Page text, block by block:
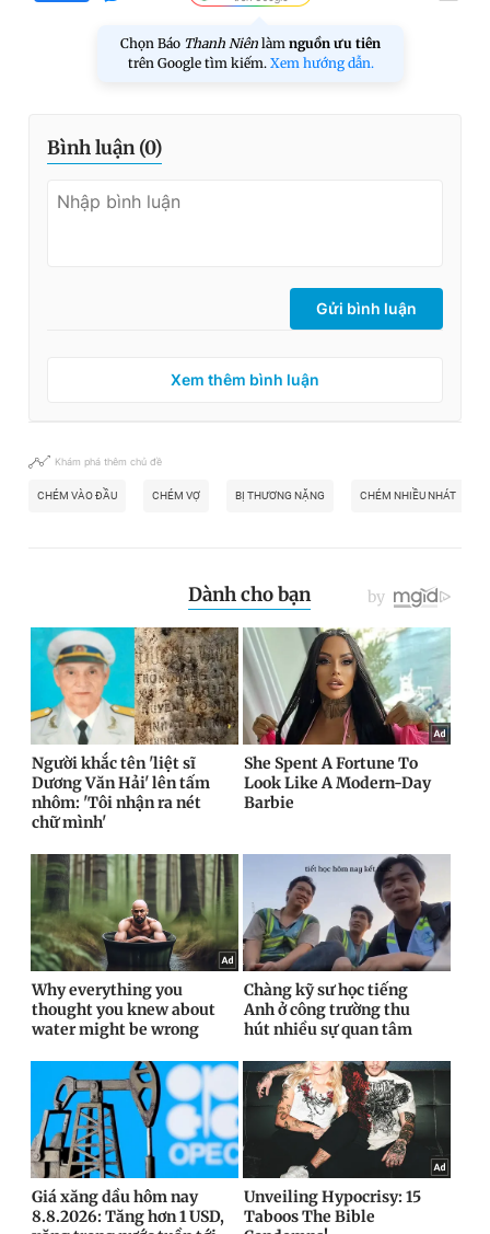
Chọn Báo Thanh Niên làm nguồn ưu tiên
trên Google tìm kiếm. Xem hướng dẫn.
Bình luận (0)
Gửi bình luận
Xem thêm bình luận
Khám phá thêm chủ đề
CHÉM VÀO ĐẦU CHÉM VỢ BỊ THƯƠNG NẶNG CHÉM NHIỀU NHÁT